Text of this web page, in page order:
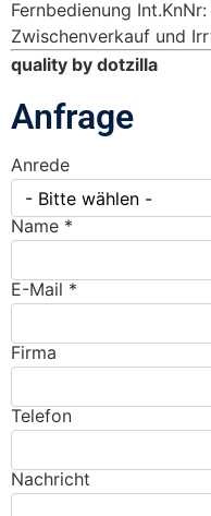
Fernbedienung
Zwischenverkauf und
quality by dotzilla
Anfrage
Anrede
- Bitte wählen -
Name *
E-Mail *
Firma
Telefon
Nachricht